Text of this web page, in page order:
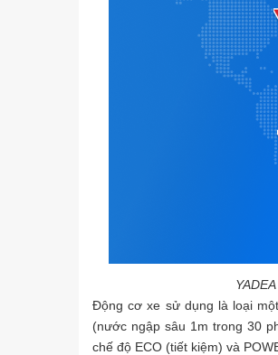
Động cơ xe sử dụng là loại
(nước ngập sâu 1m trong 30
chế độ ECO (tiết kiệm) và